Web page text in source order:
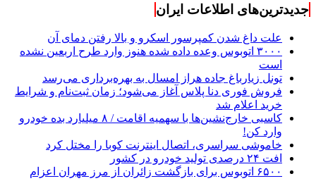
جدیدترین‌های اطلاعات ایران
علت داغ شدن کمپرسور اسکرو و بالا رفتن دمای آن
۳۰۰۰ اتوبوس وعده داده شده هنوز وارد طرح اربعین نشده
است
تونل زیارباغ جاده هراز امسال به بهره‌برداری می‌رسد
فروش فوری دنا پلاس آغاز می‌شود؛ زمان ثبت‌نام و شرایط
خرید اعلام شد
کاسبی خارج‌نشین‌ها با سهمیه اقامت / ۸ میلیارد بده خودرو
وارد کن!
خاموشی سراسری، اتصال اینترنت کوبا را مختل کرد
افت ۲۴ درصدی تولید خودرو در کشور
۶۵۰۰ اتوبوس برای بازگشت زائران از مرز مهران اعزام